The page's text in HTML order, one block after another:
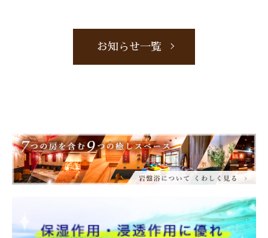
お知らせ一覧